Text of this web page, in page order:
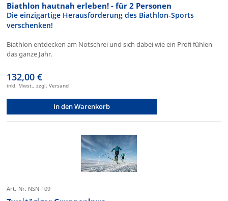
Biathlon hautnah erleben! - für 2 Personen
Die einzigartige Herausforderung des Biathlon-Sports
verschenken!
Biathlon entdecken am Notschrei und sich dabei wie ein Profi fühlen -
das ganze Jahr.
132,00 €
inkl. Mwst., zzgl. Versand
In den Warenkorb
Art.-Nr. NSN-109